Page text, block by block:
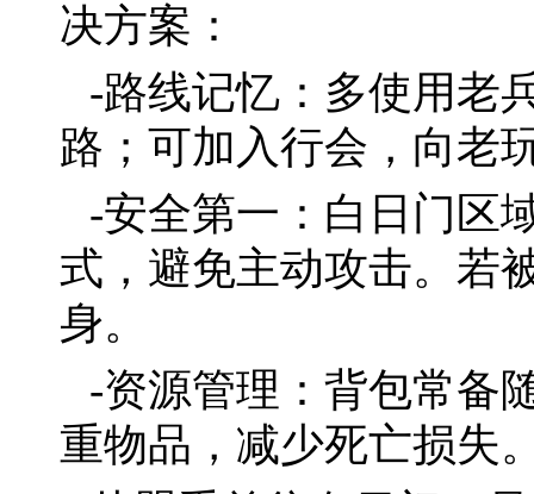
决方案：
-路线记忆：多使用老
路；可加入行会，向老
-安全第一：白日门区
式，避免主动攻击。若
身。
-资源管理：背包常备
重物品，减少死亡损失